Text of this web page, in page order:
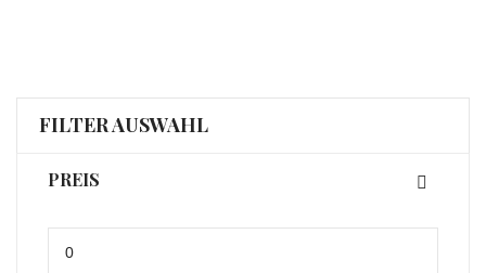
FILTER AUSWAHL
PREIS
Preis